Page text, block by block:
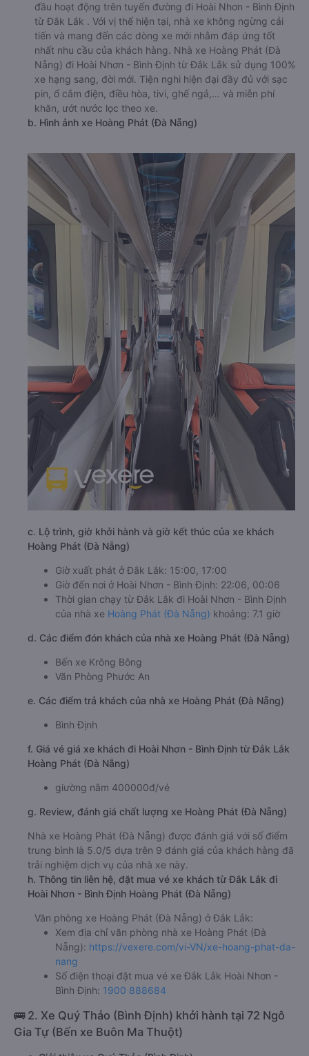
đầu hoạt động trên tuyến đường đi Hoài Nhơn - Bình Định
từ Đắk Lắk . Với vị thế hiện tại, nhà xe không ngừng cải
tiến và mang đến các dòng xe mới nhằm đáp ứng tốt
nhất nhu cầu của khách hàng. Nhà xe Hoàng Phát (Đà
Nẵng) đi Hoài Nhơn - Bình Định từ Đắk Lắk sử dụng 100%
xe hạng sang, đời mới. Tiện nghi hiện đại đầy đủ với sạc
pin, ổ cắm điện, điều hòa, tivi, ghế ngả,… và miễn phí
khăn, ướt nước lọc theo xe.
b. Hình ảnh xe Hoàng Phát (Đà Nẵng)
c. Lộ trình, giờ khởi hành và giờ kết thúc của xe khách
Hoàng Phát (Đà Nẵng)
Giờ xuất phát ở Đắk Lắk: 15:00, 17:00
Giờ đến nơi ở Hoài Nhơn - Bình Định: 22:06, 00:06
Thời gian chạy từ Đắk Lắk đi Hoài Nhơn - Bình Định
của nhà xe Hoàng Phát (Đà Nẵng) khoảng: 7.1 giờ
d. Các điểm đón khách của nhà xe Hoàng Phát (Đà Nẵng)
Bến xe Krông Bông
Văn Phòng Phước An
e. Các điểm trả khách của nhà xe Hoàng Phát (Đà Nẵng)
Bình Định
f. Giá vé giá xe khách đi Hoài Nhơn - Bình Định từ Đắk Lắk
Hoàng Phát (Đà Nẵng)
giường nằm 400000đ/vé
g. Review, đánh giá chất lượng xe Hoàng Phát (Đà Nẵng)
Nhà xe Hoàng Phát (Đà Nẵng) được đánh giá với số điểm
trung bình là 5.0/5 dựa trên 9 đánh giá của khách hàng đã
trải nghiệm dịch vụ của nhà xe này.
h. Thông tin liên hệ, đặt mua vé xe khách từ Đắk Lắk đi
Hoài Nhơn - Bình Định Hoàng Phát (Đà Nẵng)
Văn phòng xe Hoàng Phát (Đà Nẵng) ở Đắk Lắk:
Xem địa chỉ văn phòng nhà xe Hoàng Phát (Đà
Nẵng): https://vexere.com/vi-VN/xe-hoang-phat-da-
nang
Số điện thoại đặt mua vé xe Đắk Lắk Hoài Nhơn -
Bình Định: 1900 888684
🚌 2. Xe Quý Thảo (Bình Định) khởi hành tại 72 Ngô
Gia Tự (Bến xe Buôn Ma Thuột)